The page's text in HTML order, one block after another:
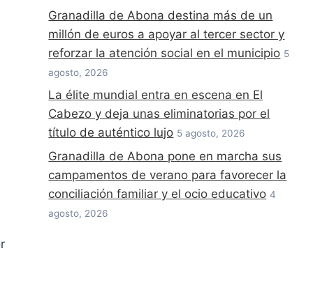
Granadilla de Abona destina más de un
millón de euros a apoyar al tercer sector y
reforzar la atención social en el municipio 5
agosto, 2026
La élite mundial entra en escena en El
Cabezo y deja unas eliminatorias por el
título de auténtico lujo 5 agosto, 2026
Granadilla de Abona pone en marcha sus
campamentos de verano para favorecer la
conciliación familiar y el ocio educativo 4
agosto, 2026